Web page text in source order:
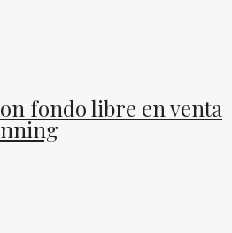
fondo libre en venta